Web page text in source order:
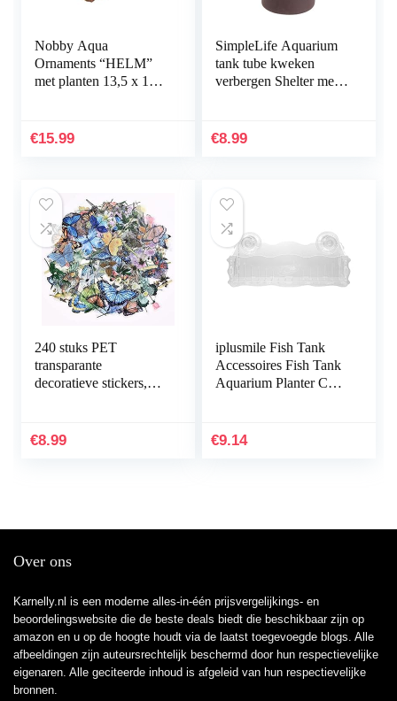
Nobby Aqua
Ornaments “HELM”
met planten 13,5 x 11 x
€15.99
SimpleLife Aquarium
tank tube kweken
verbergen Shelter met
€8.99
240 stuks PET
transparante
decoratieve stickers,
voor DIY journaling
€8.99
iplusmile Fish Tank
Accessoires Fish Tank
Aquarium Planter Cup
€9.14
Over ons
Karnelly.nl is een moderne alles-in-één prijsvergelijkings- en
beoordelingswebsite die de beste deals biedt die beschikbaar zijn op
amazon en u op de hoogte houdt via de laatst toegevoegde blogs. Alle
afbeeldingen zijn auteursrechtelijk beschermd door hun respectievelijke
eigenaren. Alle geciteerde inhoud is afgeleid van hun respectievelijke
bronnen.